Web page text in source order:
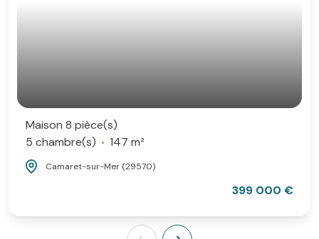
Maison 8 pièce(s)
5 chambre(s)
147 m²
Camaret-sur-Mer (29570)
399 000 €